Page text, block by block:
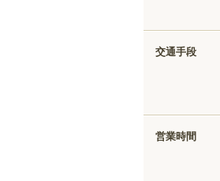
交通手段
営業時間